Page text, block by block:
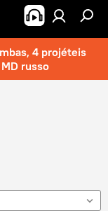
4 projéteis
russo